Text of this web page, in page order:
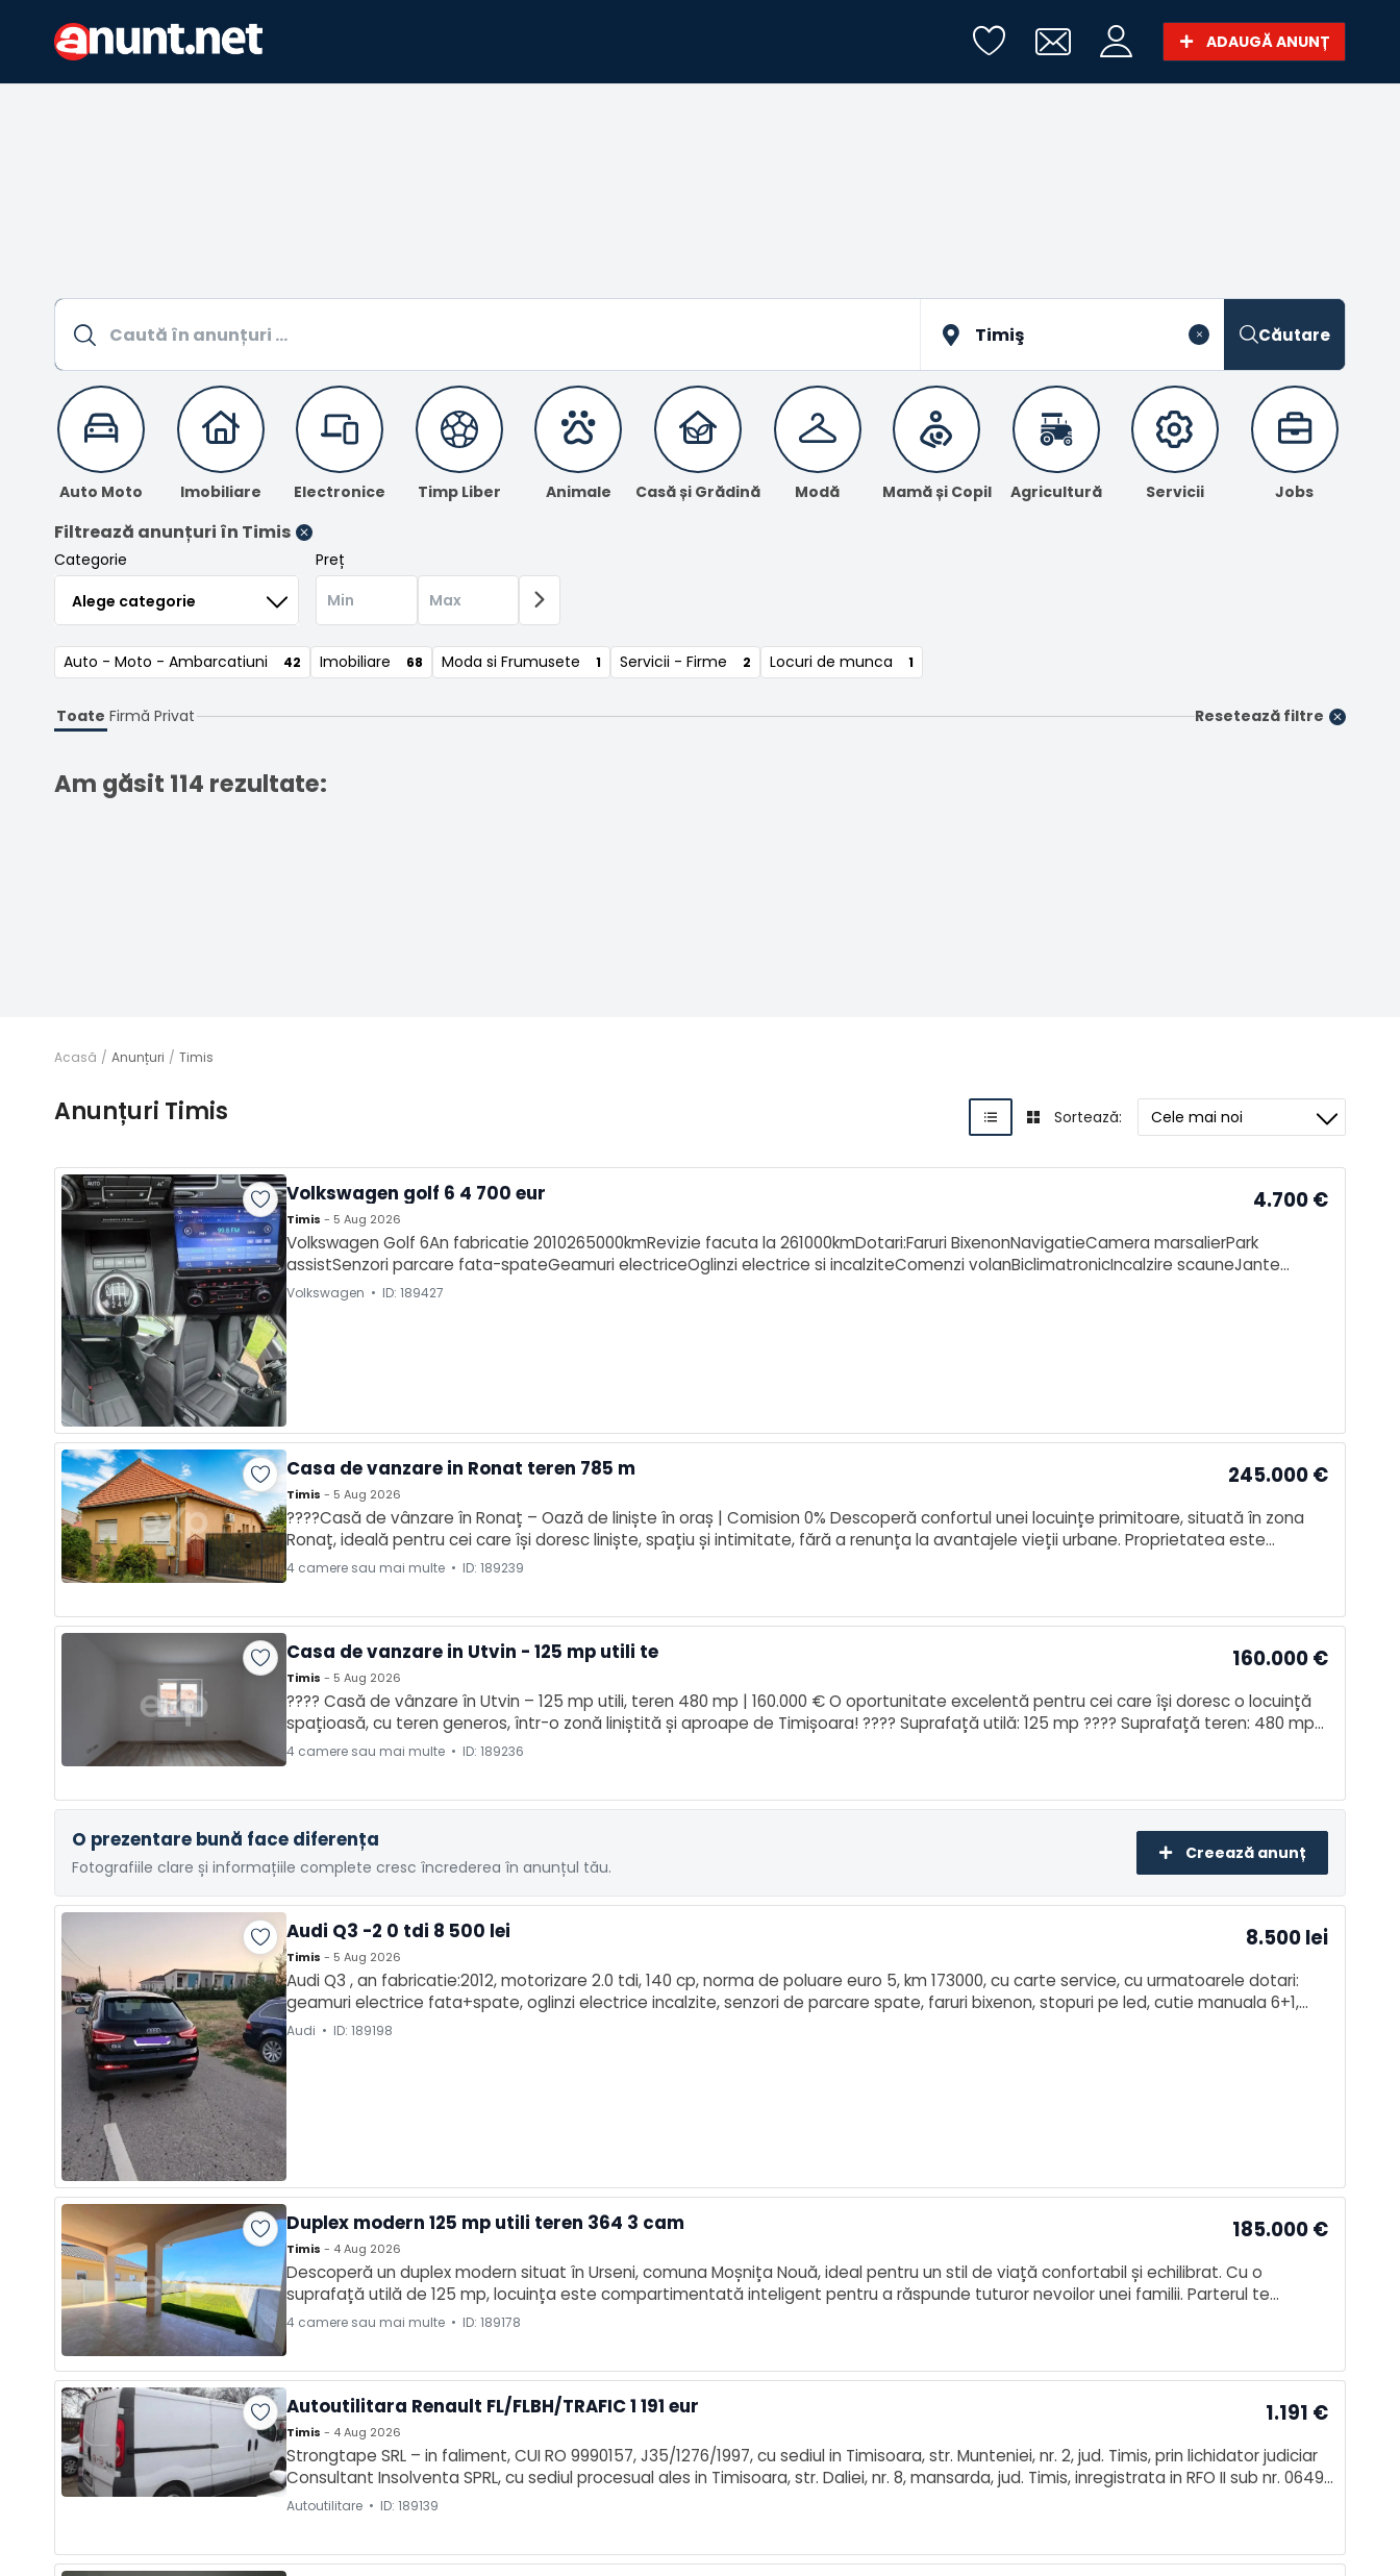
ADAUGĂ ANUNȚ
Căutare
Auto Moto Imobiliare Electronice Timp Liber Animale Casă și Grădină Modă Mamă și Copil Agricultură Servicii Jobs
Filtrează anunțuri în Timis
Categorie Preț
Auto - Moto - Ambarcatiuni 42 Imobiliare 68 Moda si Frumusete 1 Servicii - Firme 2 Locuri de munca 1
Toate Firmă Privat Resetează filtre
Am găsit 114 rezultate:
Acasă Anunțuri Timis
Anunțuri Timis Sortează:
Volkswagen golf 6 4 700 eur 4.700 €
Timis - 5 Aug 2026
Volkswagen Golf 6An fabricatie 2010265000kmRevizie facuta la 261000kmDotari:Faruri BixenonNavigatieCamera marsalierPark
assistSenzori parcare fata-spateGeamuri electriceOglinzi electrice si incalziteComenzi volanBiclimatronicIncalzire scauneJante
aluminiu 16 inchEtc...Nu accept schimburi!
Volkswagen • ID: 189427
Casa de vanzare in Ronat teren 785 m 245.000 €
Timis - 5 Aug 2026
????Casă de vânzare în Ronaț – Oază de liniște în oraș | Comision 0% Descoperă confortul unei locuințe primitoare, situată în zona
Ronaț, ideală pentru cei care își doresc liniște, spațiu și intimitate, fără a renunța la avantajele vieții urbane. Proprietatea este
amplasată pe un teren generos de 785 mp, cu o grădină frumos amenajată și pomi fructiferi, perf
4 camere sau mai multe • ID: 189239
Casa de vanzare in Utvin - 125 mp utili te 160.000 €
Timis - 5 Aug 2026
???? Casă de vânzare în Utvin – 125 mp utili, teren 480 mp | 160.000 € O oportunitate excelentă pentru cei care își doresc o locuință
spațioasă, cu teren generos, într-o zonă liniștită și aproape de Timișoara! ???? Suprafață utilă: 125 mp ???? Suprafață teren: 480 mp
????️ 3 camere ???? 1 baie ???? Casă pe parter ???? Centrală termică proprie ⚡???????? Toate
4 camere sau mai multe • ID: 189236
O prezentare bună face diferența
Fotografiile clare și informațiile complete cresc încrederea în anunțul tău.
Creează anunț
Audi Q3 -2 0 tdi 8 500 lei 8.500 lei
Timis - 5 Aug 2026
Audi Q3 , an fabricatie:2012, motorizare 2.0 tdi, 140 cp, norma de poluare euro 5, km 173000, cu carte service, cu urmatoarele dotari:
geamuri electrice fata+spate, oglinzi electrice incalzite, senzori de parcare spate, faruri bixenon, stopuri pe led, cutie manuala 6+1,
consum redus, pilot automat, senzori de lumini, senzori de ploaie, climatronic, incalzire
Audi • ID: 189198
Duplex modern 125 mp utili teren 364 3 cam 185.000 €
Timis - 4 Aug 2026
Descoperă un duplex modern situat în Urseni, comuna Moșnița Nouă, ideal pentru un stil de viață confortabil și echilibrat. Cu o
suprafață utilă de 125 mp, locuința este compartimentată inteligent pentru a răspunde tuturor nevoilor unei familii. Parterul te
întâmpină cu un living generos și luminos, integrat cu bucătăria open space, perfect pentru momentele p
4 camere sau mai multe • ID: 189178
Autoutilitara Renault FL/FLBH/TRAFIC 1 191 eur 1.191 €
Timis - 4 Aug 2026
Strongtape SRL – in faliment, CUI RO 9990157, J35/1276/1997, cu sediul in Timisoara, str. Munteniei, nr. 2, jud. Timis, prin lichidator judiciar
Consultant Insolventa SPRL, cu sediul procesual ales in Timisoara, str. Daliei, nr. 8, mansarda, jud. Timis, inregistrata in RFO II sub nr. 0649,
CUI RO 31215824, anunta licitatie publica deschisa, cu strigare, vanz
Autoutilitare • ID: 189139